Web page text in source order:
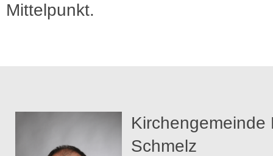
Mittelpunkt.
Kirchengemeinde
Schmelz